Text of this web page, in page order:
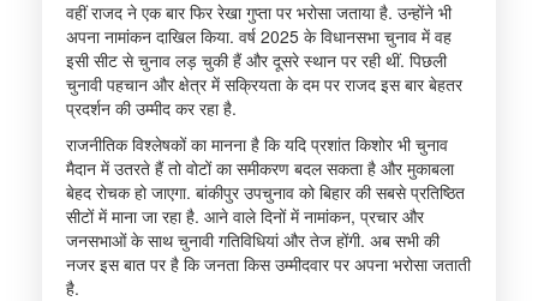
वहीं राजद ने एक बार फिर रेखा गुप्ता पर भरोसा जताया है. उन्होंने भी
अपना नामांकन दाखिल किया. वर्ष 2025 के विधानसभा चुनाव में वह
इसी सीट से चुनाव लड़ चुकी हैं और दूसरे स्थान पर रही थीं. पिछली
चुनावी पहचान और क्षेत्र में सक्रियता के दम पर राजद इस बार बेहतर
प्रदर्शन की उम्मीद कर रहा है.
राजनीतिक विश्लेषकों का मानना है कि यदि प्रशांत किशोर भी चुनाव
मैदान में उतरते हैं तो वोटों का समीकरण बदल सकता है और मुकाबला
बेहद रोचक हो जाएगा. बांकीपुर उपचुनाव को बिहार की सबसे प्रतिष्ठित
सीटों में माना जा रहा है. आने वाले दिनों में नामांकन, प्रचार और
जनसभाओं के साथ चुनावी गतिविधियां और तेज होंगी. अब सभी की
नजर इस बात पर है कि जनता किस उम्मीदवार पर अपना भरोसा जताती
है.